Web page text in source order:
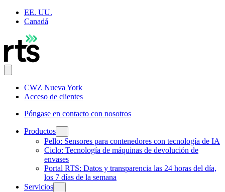
EE. UU.
Canadá
CWZ Nueva York
Acceso de clientes
Póngase en contacto con nosotros
Productos
Pello: Sensores para contenedores con tecnología de IA
Ciclo: Tecnología de máquinas de devolución de
envases
Portal RTS: Datos y transparencia las 24 horas del día,
los 7 días de la semana
Servicios